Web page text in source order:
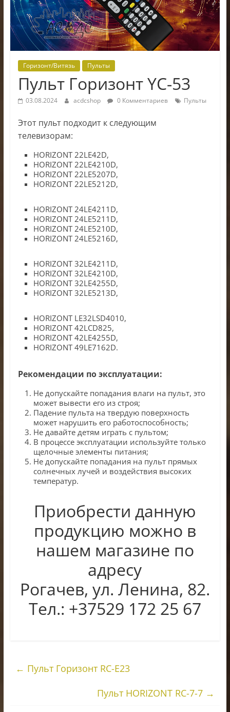
Горизонт/Витязь Пульты
Пульт Горизонт YC-53
03.08.2024 acdcshop 0 Комментариев Пульты
Этот пульт подходит к следующим
телевизорам:
HORIZONT 22LE42D,
HORIZONT 22LE4210D,
HORIZONT 22LE5207D,
HORIZONT 22LE5212D,
HORIZONT 24LE4211D,
HORIZONT 24LE5211D,
HORIZONT 24LE5210D,
HORIZONT 24LE5216D,
HORIZONT 32LE4211D,
HORIZONT 32LE4210D,
HORIZONT 32LE4255D,
HORIZONT 32LE5213D,
HORIZONT LE32LSD4010,
HORIZONT 42LCD825,
HORIZONT 42LE4255D,
HORIZONT 49LE7162D.
Рекомендации по эксплуатации:
Не допускайте попадания влаги на пульт, это
может вывести его из строя;
Падение пульта на твердую поверхность
может нарушить его работоспособность;
Не давайте детям играть с пультом;
В процессе эксплуатации используйте только
щелочные элементы питания;
Не допускайте попадания на пульт прямых
солнечных лучей и воздействия высоких
температур.
Приобрести данную
продукцию можно в
нашем магазине по
адресу
Рогачев, ул. Ленина, 82.
Тел.: +37529 172 25 67
← Пульт Горизонт RC-E23
Пульт HORIZONT RC-7-7 →